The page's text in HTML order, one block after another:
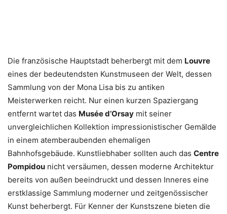
Die französische Hauptstadt beherbergt mit dem Louvre
eines der bedeutendsten Kunstmuseen der Welt, dessen
Sammlung von der Mona Lisa bis zu antiken
Meisterwerken reicht. Nur einen kurzen Spaziergang
entfernt wartet das Musée d’Orsay mit seiner
unvergleichlichen Kollektion impressionistischer Gemälde
in einem atemberaubenden ehemaligen
Bahnhofsgebäude. Kunstliebhaber sollten auch das Centre
Pompidou nicht versäumen, dessen moderne Architektur
bereits von außen beeindruckt und dessen Inneres eine
erstklassige Sammlung moderner und zeitgenössischer
Kunst beherbergt. Für Kenner der Kunstszene bieten die